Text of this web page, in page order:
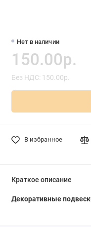
Нет в наличии
150.00р.
Без НДС: 150.00р.
В избранное
Краткое описание
Декоративные